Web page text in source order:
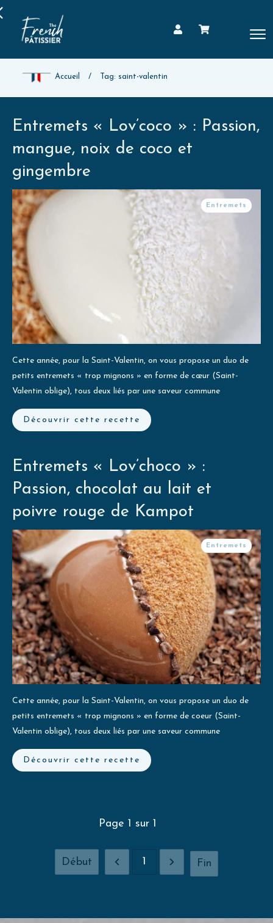
Accueil / Tag: saint-valentin
Entremets « Lov’coco » : Passion,
mangue, noix de coco et
gingembre
Entremets
Cette année, pour la Saint-Valentin, on vous propose un duo de
petits entremets « trop mignons » en forme de cœur (Saint-
Valentin oblige), tous deux liés par une saveur commune
Découvrir cette recette
Entremets « Lov’choco » :
Passion, chocolat au lait et
poivre rouge de Kampot
Entremets
Cette année, pour la Saint-Valentin, on vous propose un duo de
petits entremets « trop mignons » en forme de coeur (Saint-
Valentin oblige), tous deux liés par une saveur commune
Découvrir cette recette
Page 1 sur 1
Début 1 Fin